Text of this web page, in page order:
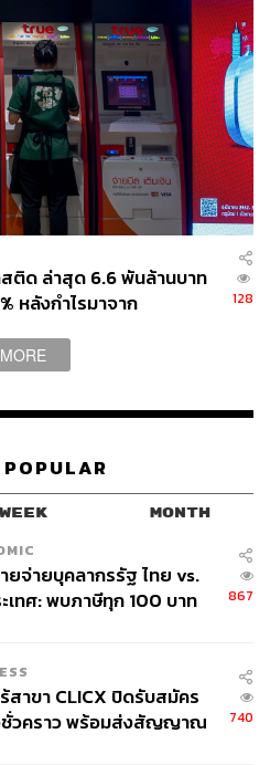
ณสาร
STANDARD WEALTH
Model (LLM)
intelligence - AI)
สติด ล่าสุด 6.6 พันล้านบาท
หลังกำไรมาจาก
128
MORE
WEEK MONTH
ยจ่ายบุคลากรรัฐ ไทย vs.
เทศ: พบภาษีทุก 100 บาท
867
สาขา CLICX ปิดรับสมัคร
ชั่วคราว พร้อมส่งสัญญาณ
740